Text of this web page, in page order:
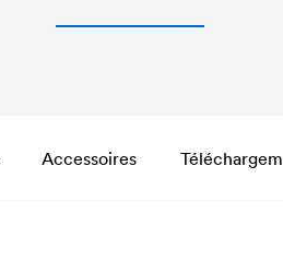
Accessoires